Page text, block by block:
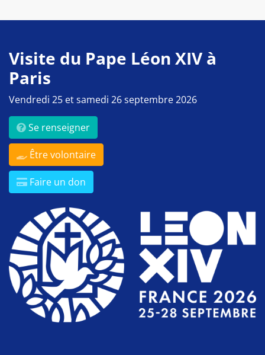
Visite du Pape Léon XIV à
Paris
Vendredi 25 et samedi 26 septembre 2026
Se renseigner
Être volontaire
Faire un don